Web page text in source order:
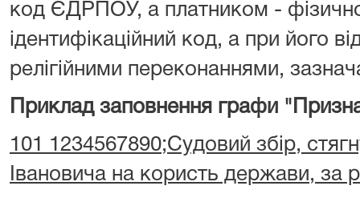
код ЄДРПОУ, а платником -
ідентифікаційний код, а при його
релігійними переконаннями,
Приклад заповнення графи
101 1234567890;Судовий збір,
Івановича на користь держави,